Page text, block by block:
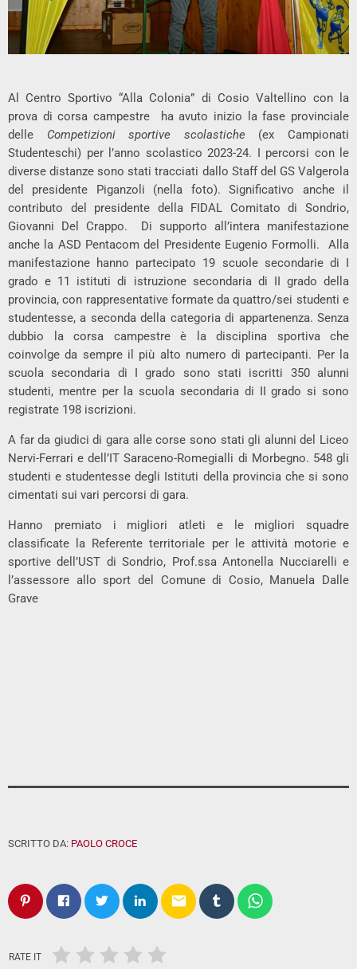
Al Centro Sportivo “Alla Colonia” di Cosio Valtellino con la
prova di corsa campestre ha avuto inizio la fase provinciale
delle Competizioni sportive scolastiche (ex Campionati
Studenteschi) per l’anno scolastico 2023-24. I percorsi con le
diverse distanze sono stati tracciati dallo Staff del GS Valgerola
del presidente Piganzoli (nella foto). Significativo anche il
contributo del presidente della FIDAL Comitato di Sondrio,
Giovanni Del Crappo. Di supporto all’intera manifestazione
anche la ASD Pentacom del Presidente Eugenio Formolli. Alla
manifestazione hanno partecipato 19 scuole secondarie di I
grado e 11 istituti di istruzione secondaria di II grado della
provincia, con rappresentative formate da quattro/sei studenti e
studentesse, a seconda della categoria di appartenenza. Senza
dubbio la corsa campestre è la disciplina sportiva che
coinvolge da sempre il più alto numero di partecipanti. Per la
scuola secondaria di I grado sono stati iscritti 350 alunni
studenti, mentre per la scuola secondaria di II grado si sono
registrate 198 iscrizioni.
A far da giudici di gara alle corse sono stati gli alunni del Liceo
Nervi-Ferrari e dell’IT Saraceno-Romegialli di Morbegno. 548 gli
studenti e studentesse degli Istituti della provincia che si sono
cimentati sui vari percorsi di gara.
Hanno premiato i migliori atleti e le migliori squadre
classificate la Referente territoriale per le attività motorie e
sportive dell’UST di Sondrio, Prof.ssa Antonella Nucciarelli e
l’assessore allo sport del Comune di Cosio, Manuela Dalle
Grave
SCRITTO DA: PAOLO CROCE
email
RATE IT